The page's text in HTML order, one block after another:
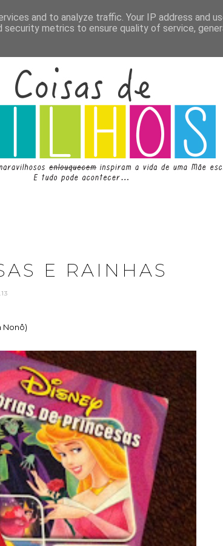
E RAINHAS
Nonô)
and to analyze traffic. Your IP address and
security metrics to ensure quality of service,